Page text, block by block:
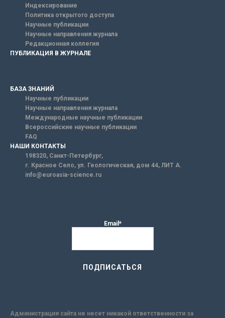
Индексирование
Политика открытого доступа
Научные публикации
Научные направления журнала
Редакционная коллегия
ПУБЛИКАЦИЯ В ЖУРНАЛЕ
БАЗА ЗНАНИЙ
Научные публикации
Научные направления журнала
Международные научные публикации
Всероссийские научные публикации
FAQ
НАШИ КОНТАКТЫ
198320, Санкт-Петербург,
г. Красное Село, ул. Геологическая, дом 44, ЛИТ А.
info@euroasia-science.ru
Email*
Администрация сайта не несет никакой ответственности за